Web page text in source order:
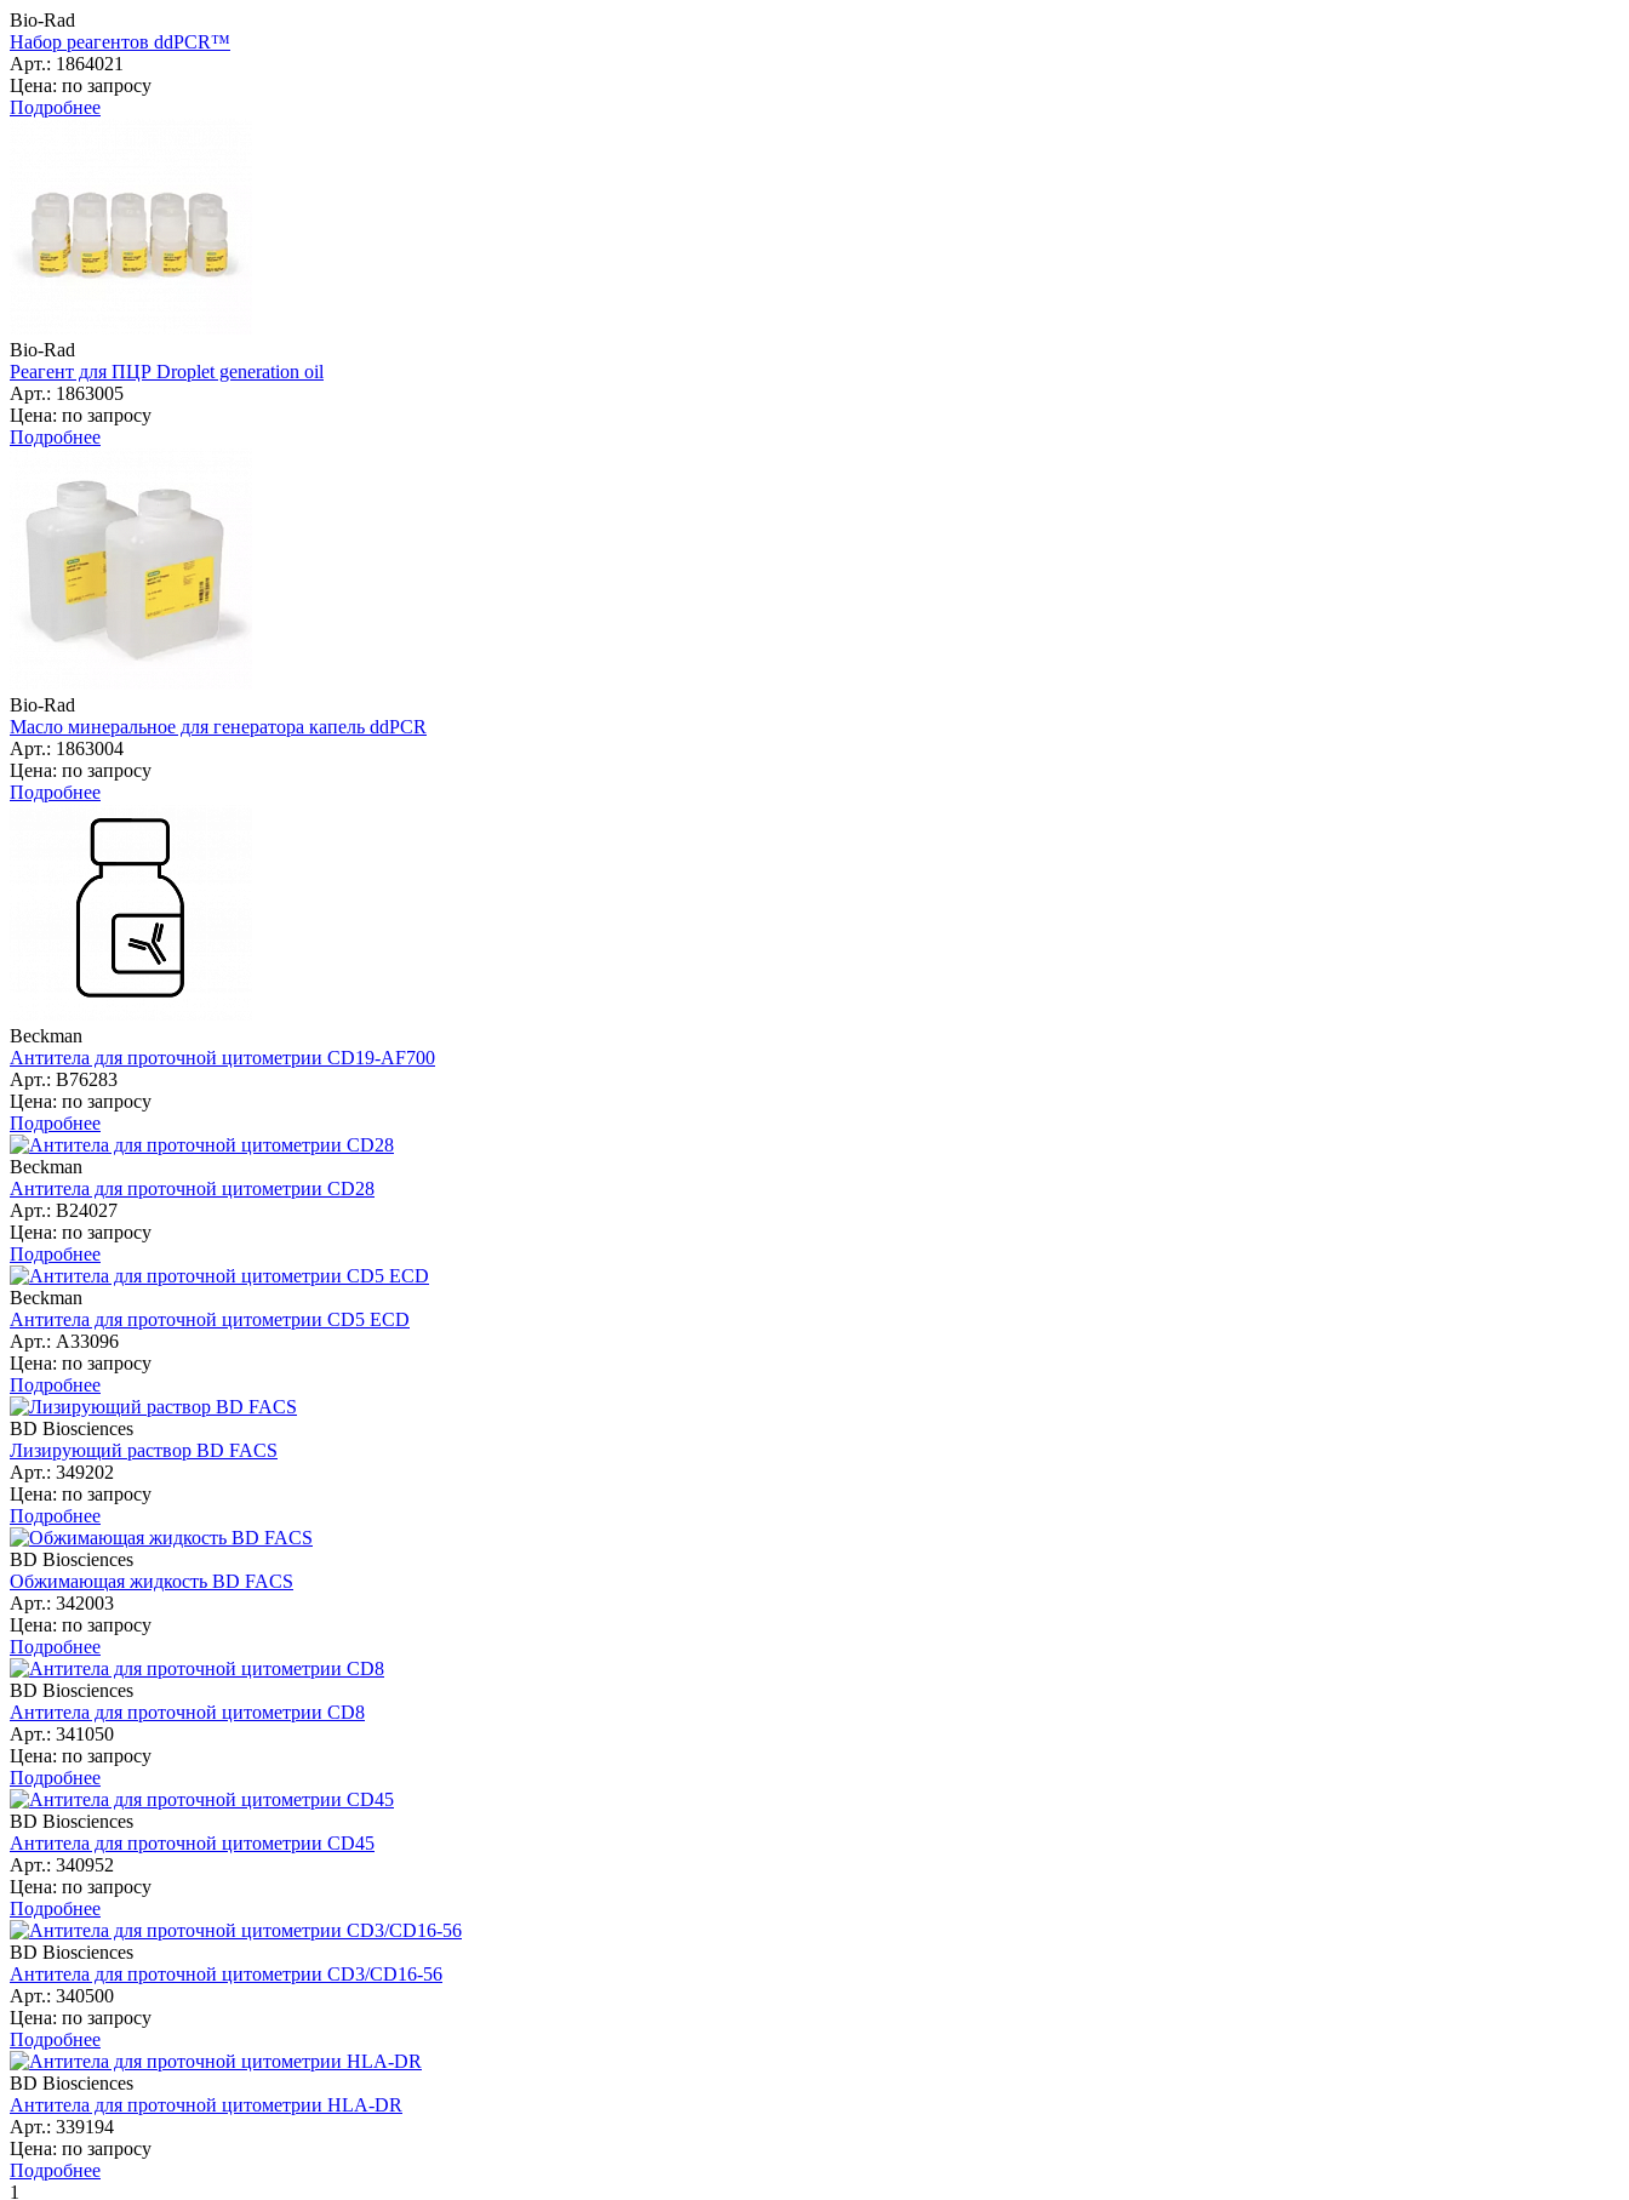
Bio-Rad
Набор реагентов ddPCR™
Арт.: 1864021
Цена: по запросу
Подробнее
Bio-Rad
Реагент для ПЦР Droplet generation oil
Арт.: 1863005
Цена: по запросу
Подробнее
Bio-Rad
Масло минеральное для генератора капель ddPCR
Арт.: 1863004
Цена: по запросу
Подробнее
Beckman
Антитела для проточной цитометрии CD19-AF700
Арт.: B76283
Цена: по запросу
Подробнее
Beckman
Антитела для проточной цитометрии CD28
Арт.: B24027
Цена: по запросу
Подробнее
Beckman
Антитела для проточной цитометрии CD5 ECD
Арт.: A33096
Цена: по запросу
Подробнее
BD Biosciences
Лизирующий раствор BD FACS
Арт.: 349202
Цена: по запросу
Подробнее
BD Biosciences
Обжимающая жидкость BD FACS
Арт.: 342003
Цена: по запросу
Подробнее
BD Biosciences
Антитела для проточной цитометрии CD8
Арт.: 341050
Цена: по запросу
Подробнее
BD Biosciences
Антитела для проточной цитометрии CD45
Арт.: 340952
Цена: по запросу
Подробнее
BD Biosciences
Антитела для проточной цитометрии CD3/CD16-56
Арт.: 340500
Цена: по запросу
Подробнее
BD Biosciences
Антитела для проточной цитометрии HLA-DR
Арт.: 339194
Цена: по запросу
Подробнее
1